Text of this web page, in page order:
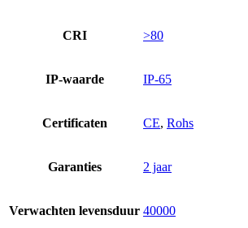
CRI >80
IP-waarde IP-65
Certificaten CE, Rohs
Garanties 2 jaar
Verwachten levensduur 40000